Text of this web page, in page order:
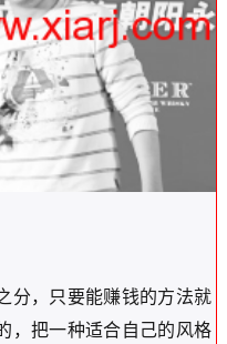
分，只要能赚钱的方法就
，把一种适合自己的风格